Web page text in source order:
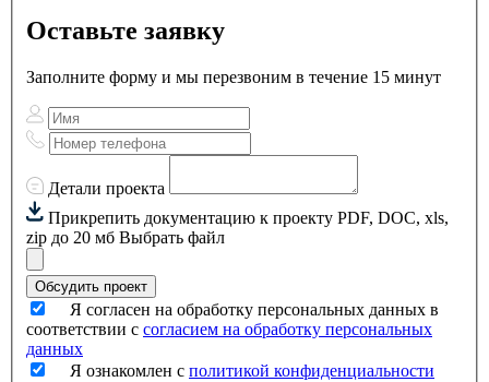
Оставьте заявку
Заполните форму и мы перезвоним в течение 15 минут
Детали проекта
Прикрепить документацию к проекту PDF, DOC, xls,
zip до 20 мб Выбрать файл
Обсудить проект
Я согласен на обработку персональных данных в
соответствии с согласием на обработку персональных
данных
Я ознакомлен с политикой конфиденциальности